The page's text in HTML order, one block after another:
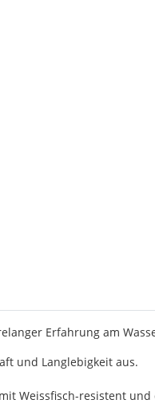
Erfahrung am
und Langlebigkeit aus.
Weissfisch-resistent